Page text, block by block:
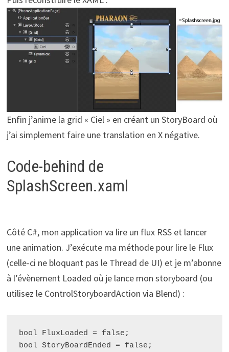
Enfin j’anime la grid « Ciel » en créant un StoryBoard où
j’ai simplement faire une translation en X négative.
Code-behind de
SplashScreen.xaml
Côté C#, mon application va lire un flux RSS et lancer
une animation. J’exécute ma méthode pour lire le Flux
(celle-ci ne bloquant pas le Thread de UI) et je m’abonne
à l’évènement Loaded où je lance mon storyboard (ou
utilisez le ControlStoryboardAction via Blend) :
bool FluxLoaded = false;
bool StoryBoardEnded = false;